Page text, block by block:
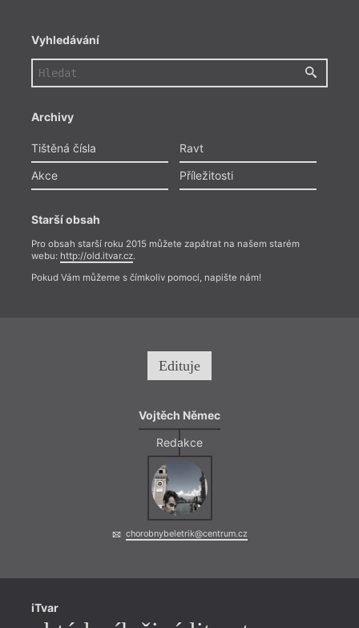
Vyhledávání
Archivy
Tištěná čísla
Ravt
Akce
Příležitosti
Starší obsah
Pro obsah starší roku 2015 můžete zapátrat na našem starém
webu: http://old.itvar.cz.
Pokud Vám můžeme s čímkoliv pomoci, napište nám!
Edituje
Vojtěch Němec
Redakce
chorobnybeletrik@centrum.cz
iTvar